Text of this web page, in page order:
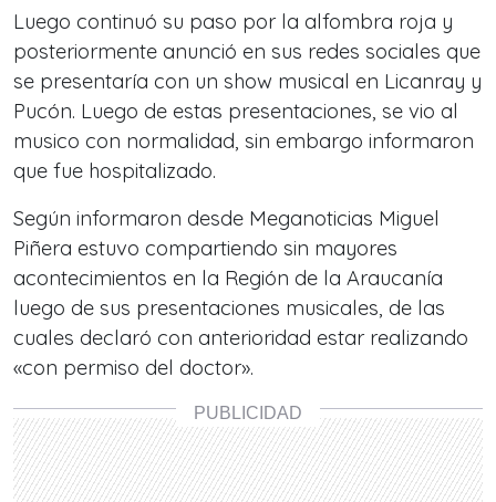
Luego continuó su paso por la alfombra roja y
posteriormente anunció en sus redes sociales que
se presentaría con un show musical en Licanray y
Pucón. Luego de estas presentaciones, se vio al
musico con normalidad, sin embargo informaron
que fue hospitalizado.
Según informaron desde Meganoticias Miguel
Piñera estuvo compartiendo sin mayores
acontecimientos en la Región de la Araucanía
luego de sus presentaciones musicales, de las
cuales declaró con anterioridad estar realizando
«con permiso del doctor».